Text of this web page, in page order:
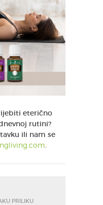
eterično
rutini?
ili nam se
.
PRILIKU